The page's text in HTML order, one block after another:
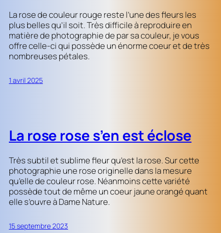
La rose de couleur rouge reste l’une des fleurs les
plus belles qu’il soit. Très difficile à reproduire en
matière de photographie de par sa couleur, je vous
offre celle-ci qui possède un énorme coeur et de très
nombreuses pétales.
1 avril 2025
La rose rose s’en est éclose
Très subtil et sublime fleur qu’est la rose. Sur cette
photographie une rose originelle dans la mesure
qu’elle de couleur rose. Néanmoins cette variété
possède tout de même un coeur jaune orangé quant
elle s’ouvre à Dame Nature.
15 septembre 2023